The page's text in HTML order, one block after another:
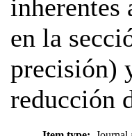
en la
precisión)
reducción